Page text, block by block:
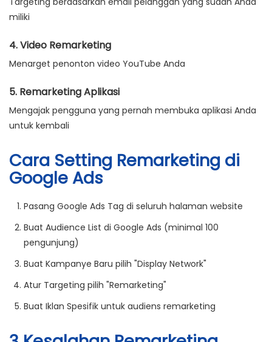
miliki
4.Video Remarketing
Menarget penonton video YouTube Anda
5. Remarketing Aplikasi
Mengajak pengguna yang pernah membuka aplikasi Anda
untuk kembali
Cara Setting Remarketing di
Google Ads
Pasang Google Ads Tag di seluruh halaman website
Buat Audience List di Google Ads (minimal 100
pengunjung)
Buat Kampanye Baru pilih "Display Network"
Atur Targeting pilih "Remarketing"
Buat Iklan Spesifik untuk audiens remarketing